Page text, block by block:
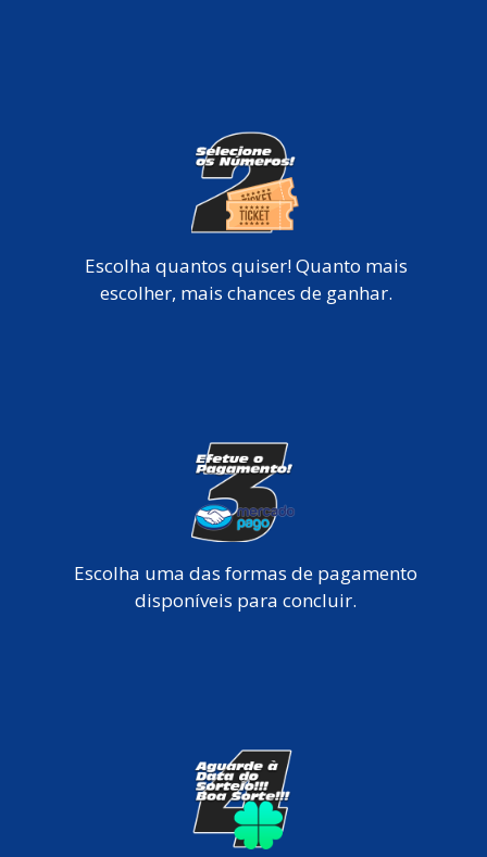
Escolha quantos quiser! Quanto mais
escolher, mais chances de ganhar.
Escolha uma das formas de pagamento
disponíveis para concluir.